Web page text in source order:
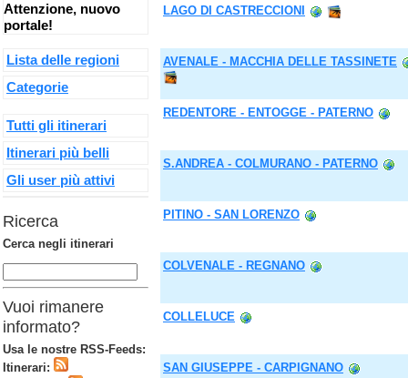
LAGO DI CASTRECCIONI
AVENALE - MACCHIA DELLE TASSINETE
REDENTORE - ENTOGGE - PATERNO
S.ANDREA - COLMURANO - PATERNO
PITINO - SAN LORENZO
COLVENALE - REGNANO
COLLELUCE
SAN GIUSEPPE - CARPIGNANO
Attenzione, nuovo
portale!
Lista delle regioni
Categorie
Tutti gli itinerari
Itinerari più belli
Gli user più attivi
Ricerca
Cerca negli itinerari
Vuoi rimanere
informato?
Usa le nostre RSS-Feeds:
Itinerari: